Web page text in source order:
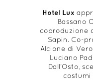
Hotel Lux
Bassano
coproduzione
Sapin. Co-
Alcione di
Luciano
Dall’Osto,
costumi